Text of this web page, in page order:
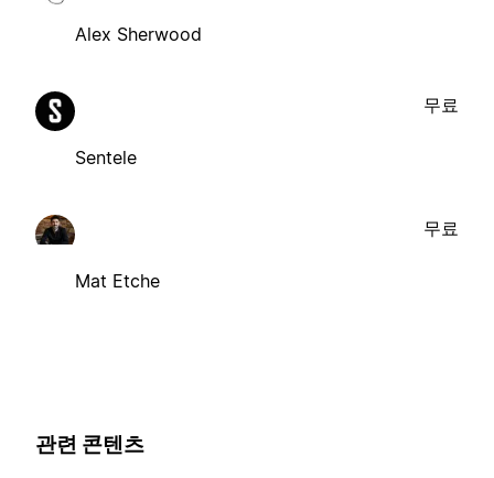
Alex Sherwood
Sentele
무료
Mat Etche
무료
관련 콘텐츠